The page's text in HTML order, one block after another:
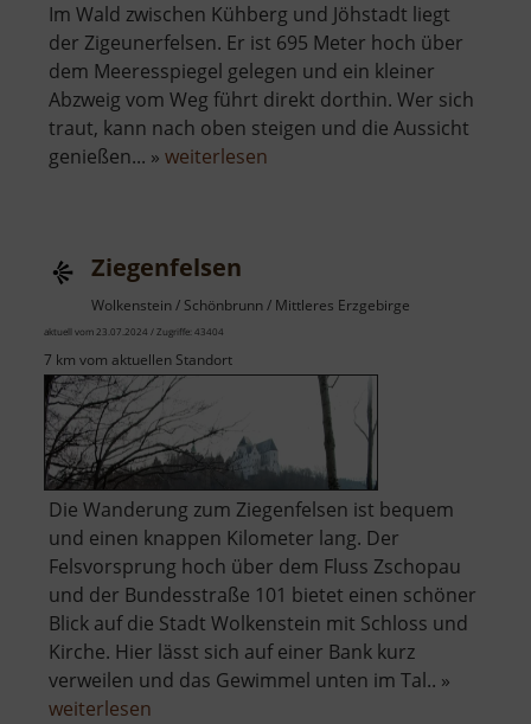
Im Wald zwischen Kühberg und Jöhstadt liegt
der Zigeunerfelsen. Er ist 695 Meter hoch über
dem Meeresspiegel gelegen und ein kleiner
Abzweig vom Weg führt direkt dorthin. Wer sich
traut, kann nach oben steigen und die Aussicht
genießen... » weiterlesen
Ziegenfelsen
Wolkenstein / Schönbrunn / Mittleres Erzgebirge
aktuell vom 23.07.2024 / Zugriffe: 43404
7 km vom aktuellen Standort
Die Wanderung zum Ziegenfelsen ist bequem
und einen knappen Kilometer lang. Der
Felsvorsprung hoch über dem Fluss Zschopau
und der Bundesstraße 101 bietet einen schöner
Blick auf die Stadt Wolkenstein mit Schloss und
Kirche. Hier lässt sich auf einer Bank kurz
verweilen und das Gewimmel unten im Tal.. »
weiterlesen